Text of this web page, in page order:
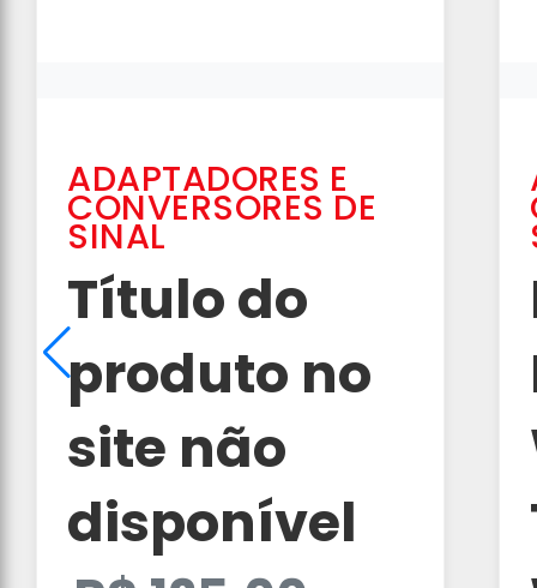
ADAPTADORES E
CONVERSORES DE
SINAL
Título do
produto no
site não
disponível